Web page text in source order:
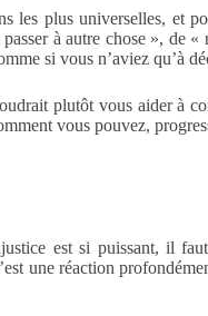
les plus universelles, et
à autre chose », de
si vous n’aviez qu’à
plutôt vous aider à
vous pouvez,
est si puissant, il
une réaction